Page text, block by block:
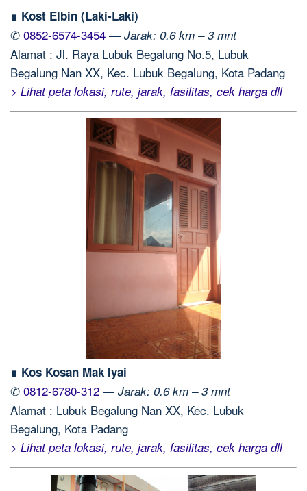
∎ Kost Elbin (Laki-Laki)
✆ 0852-6574-3454 — Jarak: 0.6 km – 3 mnt
Alamat : Jl. Raya Lubuk Begalung No.5, Lubuk
Begalung Nan XX, Kec. Lubuk Begalung, Kota Padang
> Lihat peta lokasi, rute, jarak, fasilitas, cek harga dll
∎ Kos Kosan Mak Iyai
✆ 0812-6780-312 — Jarak: 0.6 km – 3 mnt
Alamat : Lubuk Begalung Nan XX, Kec. Lubuk
Begalung, Kota Padang
> Lihat peta lokasi, rute, jarak, fasilitas, cek harga dll